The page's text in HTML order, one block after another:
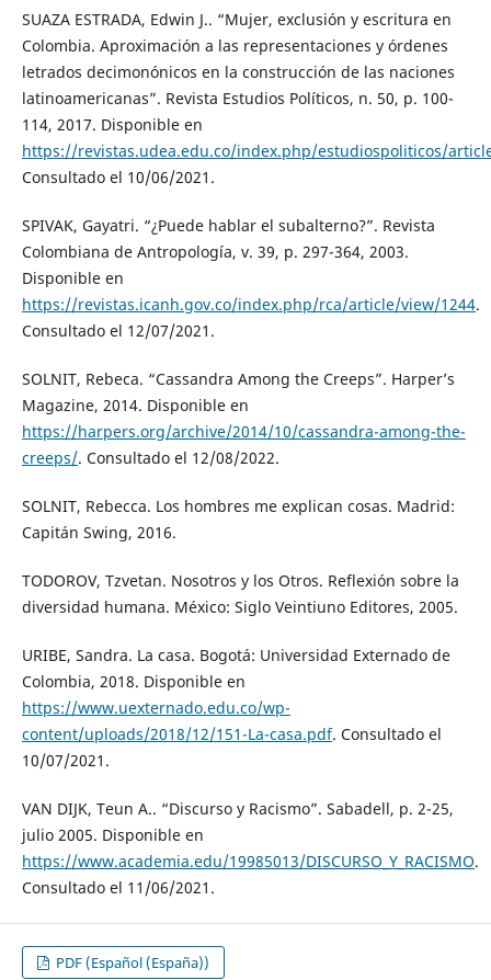
SUAZA ESTRADA, Edwin J.. “Mujer, exclusión y escritura en
Colombia. Aproximación a las representaciones y órdenes
letrados decimonónicos en la construcción de las naciones
latinoamericanas”. Revista Estudios Políticos, n. 50, p. 100-
114, 2017. Disponible en
https://revistas.udea.edu.co/index.php/estudiospoliticos/
Consultado el 10/06/2021.
SPIVAK, Gayatri. “¿Puede hablar el subalterno?”. Revista
Colombiana de Antropología, v. 39, p. 297-364, 2003.
Disponible en
https://revistas.icanh.gov.co/index.php/rca/article/view/1244.
Consultado el 12/07/2021.
SOLNIT, Rebeca. “Cassandra Among the Creeps”. Harper’s
Magazine, 2014. Disponible en
https://harpers.org/archive/2014/10/cassandra-among-the-
creeps/. Consultado el 12/08/2022.
SOLNIT, Rebecca. Los hombres me explican cosas. Madrid:
Capitán Swing, 2016.
TODOROV, Tzvetan. Nosotros y los Otros. Reflexión sobre la
diversidad humana. México: Siglo Veintiuno Editores, 2005.
URIBE, Sandra. La casa. Bogotá: Universidad Externado de
Colombia, 2018. Disponible en
https://www.uexternado.edu.co/wp-
content/uploads/2018/12/151-La-casa.pdf. Consultado el
10/07/2021.
VAN DIJK, Teun A.. “Discurso y Racismo”. Sabadell, p. 2-25,
julio 2005. Disponible en
https://www.academia.edu/19985013/DISCURSO_Y_RACISMO.
Consultado el 11/06/2021.
PDF (Español (España))